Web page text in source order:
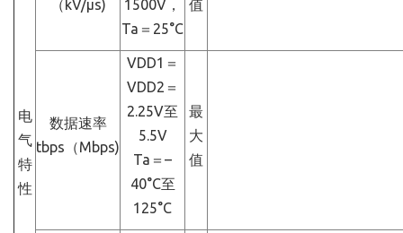
电
气
特
性
（kV/μs)
1500V，
Ta＝25°C
值
数据速率
tbps（Mbps)
VDD1＝
VDD2＝
2.25V至
5.5V
Ta＝–
40°C至
125°C
最
大
值